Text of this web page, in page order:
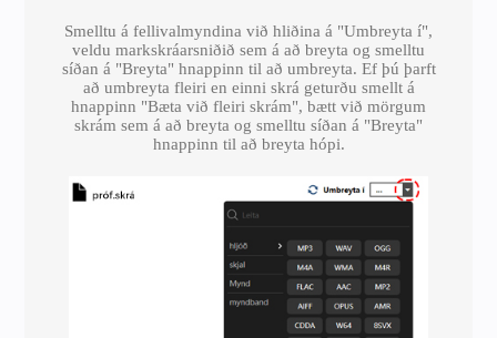
Smelltu á fellivalmyndina við hliðina á "Umbreyta í",
veldu markskráarsniðið sem á að breyta og smelltu
síðan á "Breyta" hnappinn til að umbreyta. Ef þú þarft
að umbreyta fleiri en einni skrá geturðu smellt á
hnappinn "Bæta við fleiri skrám", bætt við mörgum
skrám sem á að breyta og smelltu síðan á "Breyta"
hnappinn til að breyta hópi.